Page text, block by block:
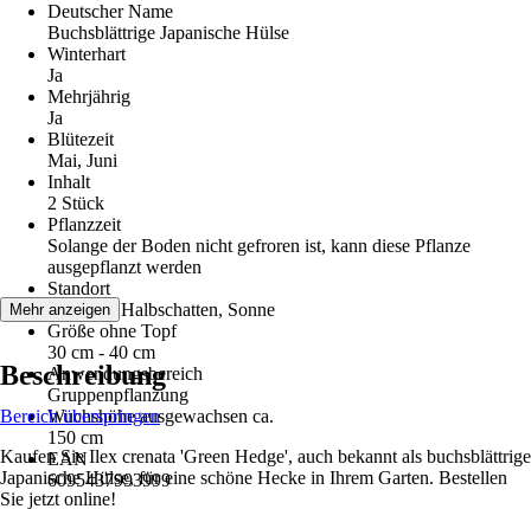
Deutscher Name
Buchsblättrige Japanische Hülse
Winterhart
Ja
Mehrjährig
Ja
Blütezeit
Mai, Juni
Inhalt
2 Stück
Pflanzzeit
Solange der Boden nicht gefroren ist, kann diese Pflanze
ausgepflanzt werden
Standort
Schatten, Halbschatten, Sonne
Größe ohne Topf
30 cm - 40 cm
Anwendungsbereich
Gruppenpflanzung
Wuchshöhe ausgewachsen ca.
150 cm
EAN
6095437993999
Mehr anzeigen
Beschreibung
Bereich überspringen
Kaufen Sie Ilex crenata 'Green Hedge', auch bekannt als buchsblättrige
Japanische Hülse, für eine schöne Hecke in Ihrem Garten. Bestellen
Sie jetzt online!